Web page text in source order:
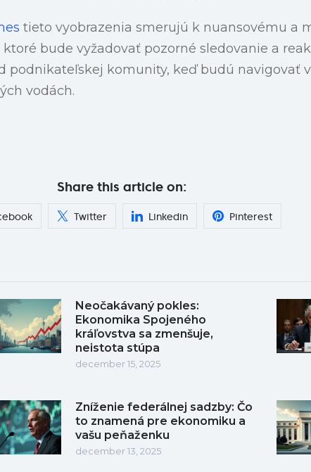
tieto vyobrazenia smerujú k nuansovému a
bude vyžadovať pozorné sledovanie a
podnikateľskej komunity, keď budú navigovať
vodách.
Share this article on:
Twitter Linkedin Pinterest
Neočakávaný pokles:
Ekonomika Spojeného
kráľovstva sa zmenšuje,
neistota stúpa
december 15, 2025
Zníženie federálnej sadzby: Čo
to znamená pre ekonomiku a
vašu peňaženku
december 13, 2025